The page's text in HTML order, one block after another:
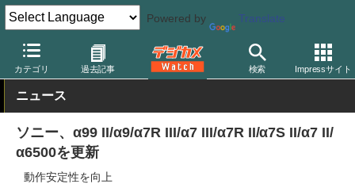
Powered by Translate
カテゴリ 過去記事 検索 Impressサイト
デジカメ Watch カメラ ミラーレスカメラ ソニー
ニュース
ソニー、α99 II/α9/α7R III/α7 III/α7R II/α7S II/α7 II/
α6500を更新
動作安定性を向上